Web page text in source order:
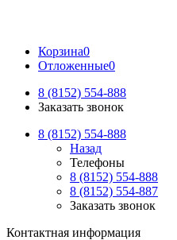
Корзина0
Отложенные0
8 (8152) 554-888
Заказать звонок
8 (8152) 554-888
Назад
Телефоны
8 (8152) 554-888
8 (8152) 554-887
Заказать звонок
Контактная информация